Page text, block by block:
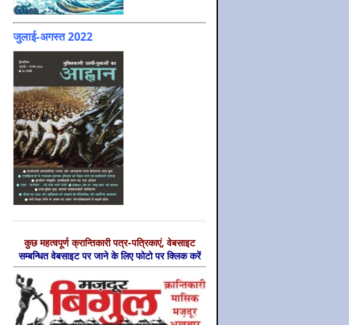
जुलाई-अगस्त 2022
कुछ महत्‍वपूर्ण क्रान्तिकारी पत्र-पत्रिकाएं, वेबसाइट
सम्‍बन्धित वेबसाइट पर जाने के लिए फोटो पर क्लिक करें